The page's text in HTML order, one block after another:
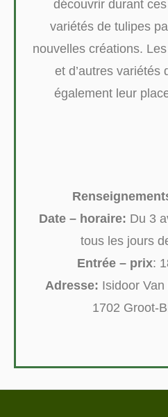
découvrir durant
variétés de tulipes
nouvelles créations.
et d’autres variétés
également leur
Date – horaire: Du 3
tous les jours
Entrée – prix:
Adresse: Isidoor
1702 Groot-